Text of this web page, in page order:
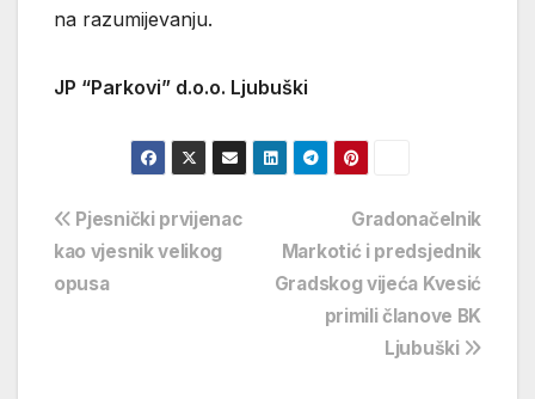
na razumijevanju.
JP “Parkovi” d.o.o. Ljubuški
Navigacija
objava
Gradonačelnik
Markotić i predsjednik
Gradskog vijeća Kvesić
primili članove BK
Ljubuški
Pjesnički prvijenac
kao vjesnik velikog
opusa